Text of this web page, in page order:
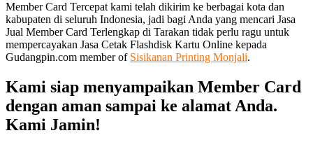
Member Card Tercepat kami telah dikirim ke berbagai kota dan
kabupaten di seluruh Indonesia, jadi bagi Anda yang mencari Jasa
Jual Member Card Terlengkap di Tarakan tidak perlu ragu untuk
mempercayakan Jasa Cetak Flashdisk Kartu Online kepada
Gudangpin.com member of Sisikanan Printing Monjali.
Kami siap menyampaikan Member Card
dengan aman sampai ke alamat Anda.
Kami Jamin!